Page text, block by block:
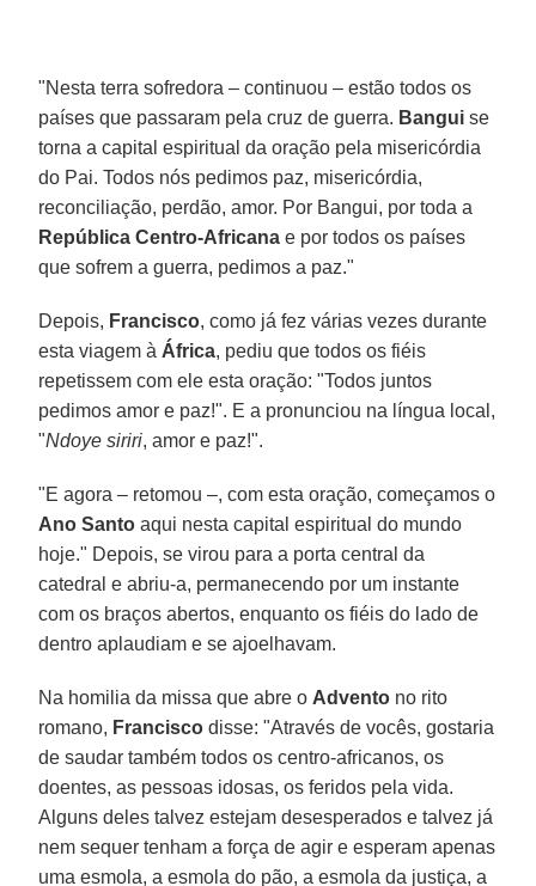
"Nesta terra sofredora – continuou – estão todos os
países que passaram pela cruz de guerra. Bangui se
torna a capital espiritual da oração pela misericórdia
do Pai. Todos nós pedimos paz, misericórdia,
reconciliação, perdão, amor. Por Bangui, por toda a
República Centro-Africana e por todos os países
que sofrem a guerra, pedimos a paz."
Depois, Francisco, como já fez várias vezes durante
esta viagem à África, pediu que todos os fiéis
repetissem com ele esta oração: "Todos juntos
pedimos amor e paz!". E a pronunciou na língua local,
"Ndoye siriri, amor e paz!".
"E agora – retomou –, com esta oração, começamos o
Ano Santo aqui nesta capital espiritual do mundo
hoje." Depois, se virou para a porta central da
catedral e abriu-a, permanecendo por um instante
com os braços abertos, enquanto os fiéis do lado de
dentro aplaudiam e se ajoelhavam.
Na homilia da missa que abre o Advento no rito
romano, Francisco disse: "Através de vocês, gostaria
de saudar também todos os centro-africanos, os
doentes, as pessoas idosas, os feridos pela vida.
Alguns deles talvez estejam desesperados e talvez já
nem sequer tenham a força de agir e esperam apenas
uma esmola, a esmola do pão, a esmola da justiça, a